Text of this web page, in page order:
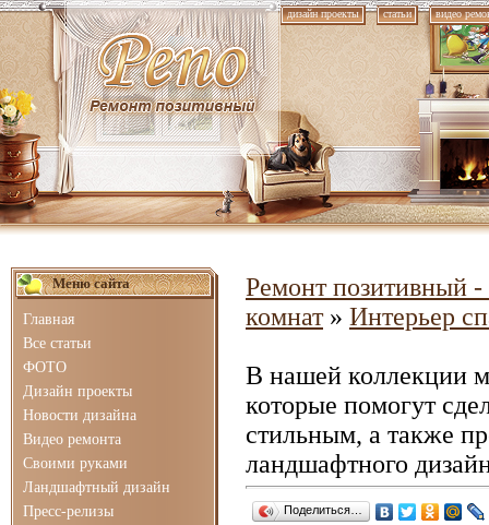
дизайн проекты статьи видео
Меню сайта
Главная
Все статьи
ФОТО
Дизайн проекты
Новости дизайна
Видео ремонта
Своими руками
Ландшафтный дизайн
Пресс-релизы
Ремонт позитивный -
комнат» Интерьер
В нашей коллекции
которые помогут
стильным, а также
ландшафтного
Поделиться…